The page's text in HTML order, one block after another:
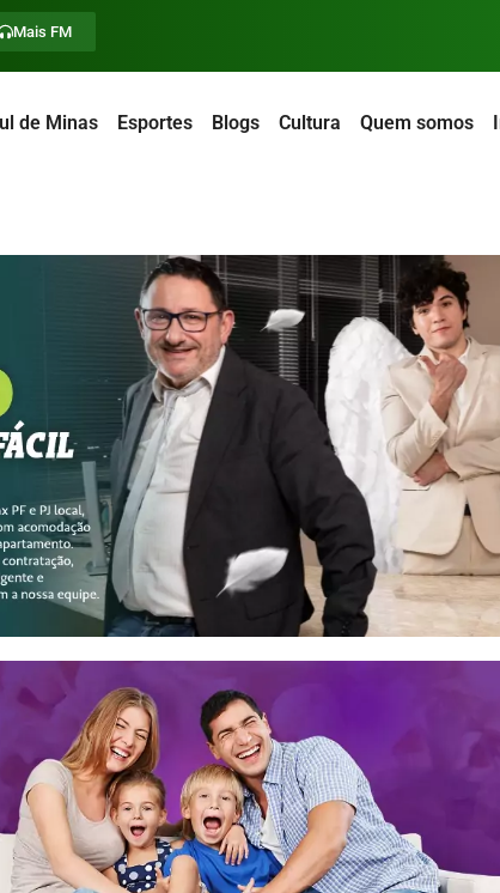
Mais FM
de Minas Esportes Blogs Cultura Quem somos